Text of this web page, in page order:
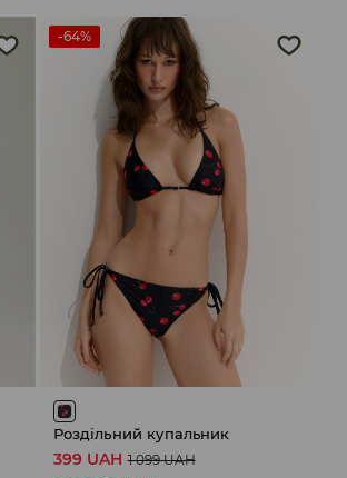
-64%
Роздільний купальник
399 UAH 1 099 UAH